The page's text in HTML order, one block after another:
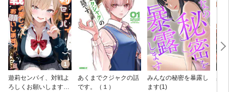
遊莉センパイ、対戦よ
ろしくお願いします。
あくまでクジャクの話
です。（１）
みんなの秘密を暴露し
ます(1)
異